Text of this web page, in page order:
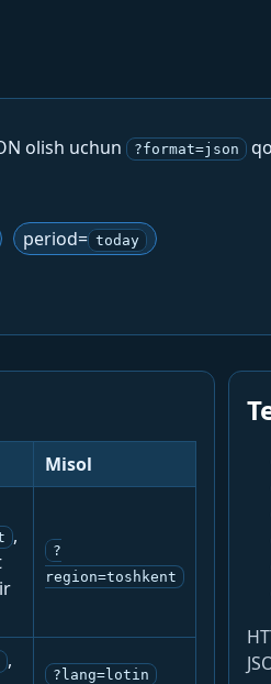
olish uchun ?format=json
period= today
Misol
,
?
region=toshkent
,
?lang=lotin